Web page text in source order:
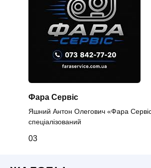
Фара Сервіс
Яшний Антон Олегович «Фара
спеціалізований
03